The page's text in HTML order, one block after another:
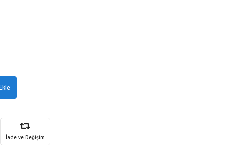
İade ve Değişim